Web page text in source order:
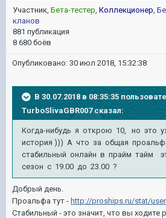
Участник, Бета-тестер, Коллекционер,
кланов
881 публикация
8 680 боёв
Опубликовано: 30 июл 2018, 15:32:38
В 30.07.2018 в 08:35:35
TurboSlivaGBR007сказал:
Когда-нибудь я открою 10, но это
история ))) А что за общая
стабильный онлайн в прайм тайм
сезон с 19.00 до 23.00 ?
Добрый день.
Проальфа тут - http://proships.ru/stat/
Стабильный - это значит, что вы ходите